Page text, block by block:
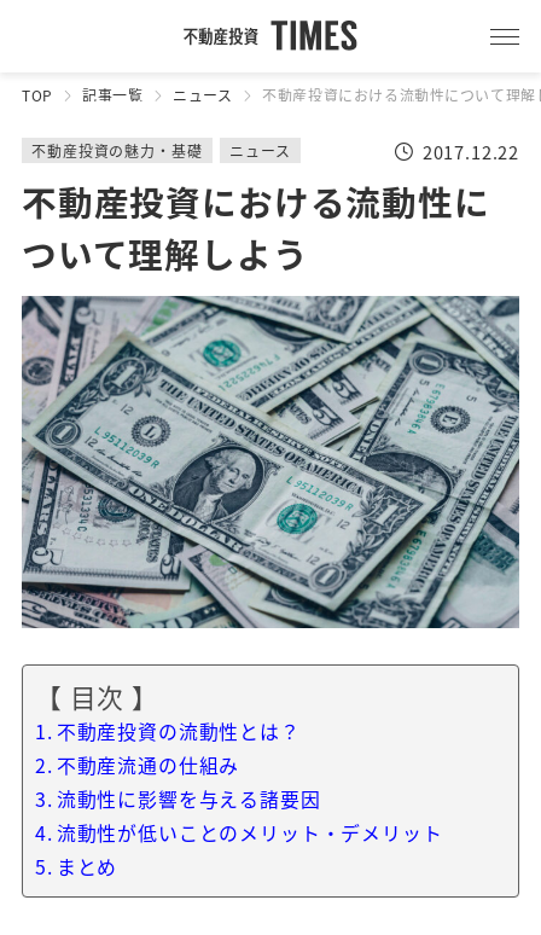
TOP 記事一覧 ニュース 不動産投資における流動性について理解
不動産投資の魅力・基礎 ニュース 2017.12.22
不動産投資における流動性に
ついて理解しよう
【 目次 】
不動産投資の流動性とは？
不動産流通の仕組み
流動性に影響を与える諸要因
流動性が低いことのメリット・デメリット
まとめ